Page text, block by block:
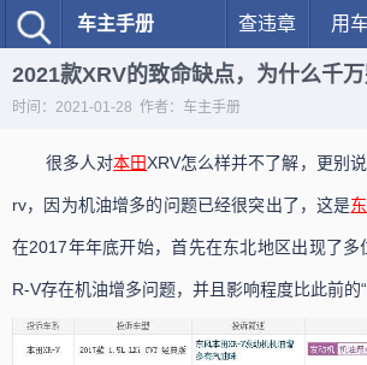
车主手册 查违章 用车
2021款XRV的致命缺点，为什么千
时间：2021-01-28 作者：车主手册
很多人对本田XRV怎么样并不了解，更别
rv，因为机油增多的问题已经很突出了，这是
在2017年年底开始，首先在东北地区出现了多
R-V存在机油增多问题，并且影响程度比此前的“